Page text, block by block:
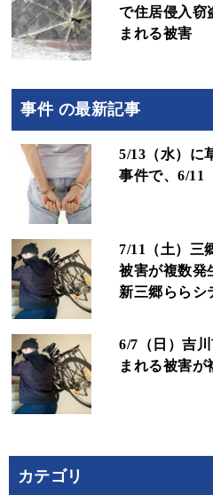
で住居侵入窃
まれる被害
事件 の最新記事
5/13（水）に
事件で、6/11
7/11（土）三
被害が複数発
新三郷ららシ
6/7（日）吉
まれる被害が
カテゴリ